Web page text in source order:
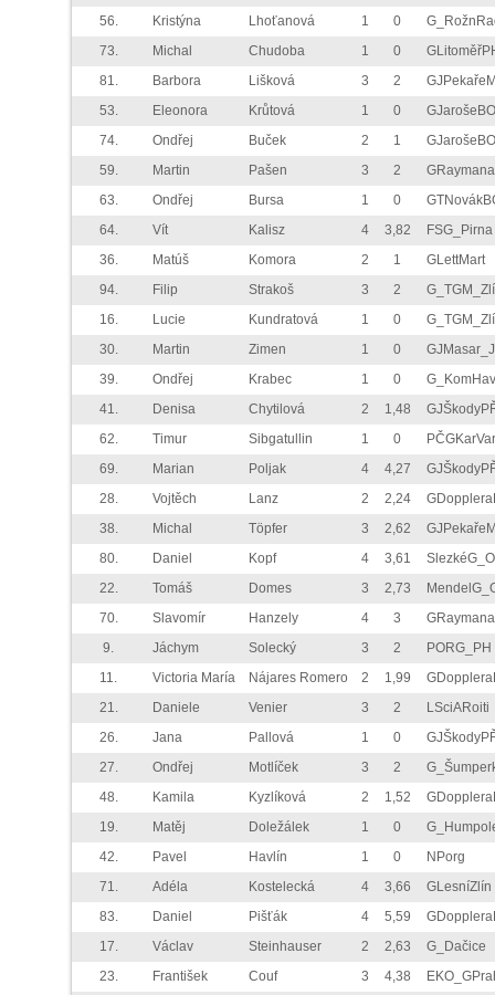
56.
Kristýna Lhoťanová 1 0
73.
Michal Chudoba 1 0
81.
Barbora Lišková 3 2
53.
Eleonora Krůtová 1 0
GJarošeBO
74.
Ondřej Buček 2 1
GJarošeBO
59.
Martin Pašen 3 2
63.
Ondřej Bursa 1 0
64.
Vít Kalisz 4 3,82
FSG_Pirna
36.
Matúš Komora 2 1
GLettMart
94.
Filip Strakoš 3 2
16.
Lucie Kundratová 1 0
30.
Martin Zimen 1 0
39.
Ondřej Krabec 1 0
41.
Denisa Chytilová 2 1,48
62.
Timur Sibgatullin 1 0
69.
Marian Poljak 4 4,27
28.
Vojtěch Lanz 2 2,24
38.
Michal Töpfer 3 2,62
80.
Daniel Kopf 4 3,61
22.
Tomáš Domes 3 2,73
70.
Slavomír Hanzely 4 3
9.
Jáchym Solecký 3 2
PORG_PH
11.
Victoria María Nájares Romero 2 1,99
21.
Daniele Venier 3 2
LSciARoiti
26.
Jana Pallová 1 0
27.
Ondřej Motlíček 3 2
48.
Kamila Kyzlíková 2 1,52
19.
Matěj Doležálek 1 0
42.
Pavel Havlín 1 0
NPorg
71.
Adéla Kostelecká 4 3,66
GLesníZlín
83.
Daniel Pišťák 4 5,59
17.
Václav Steinhauser 2 2,63
G_Dačice
23.
František Couf 3 4,38